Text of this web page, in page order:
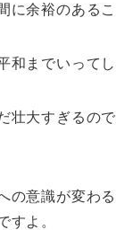
に余裕のある
和までいって
壮大すぎるの
の意識が変わ
すよ。